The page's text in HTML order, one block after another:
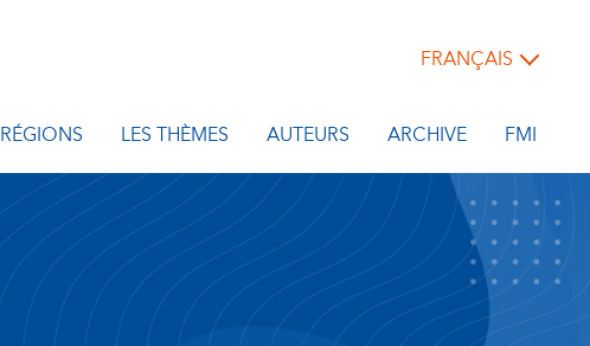
FRANÇAIS
RÉGIONS LES THÈMES AUTEURS ARCHIVE FMI